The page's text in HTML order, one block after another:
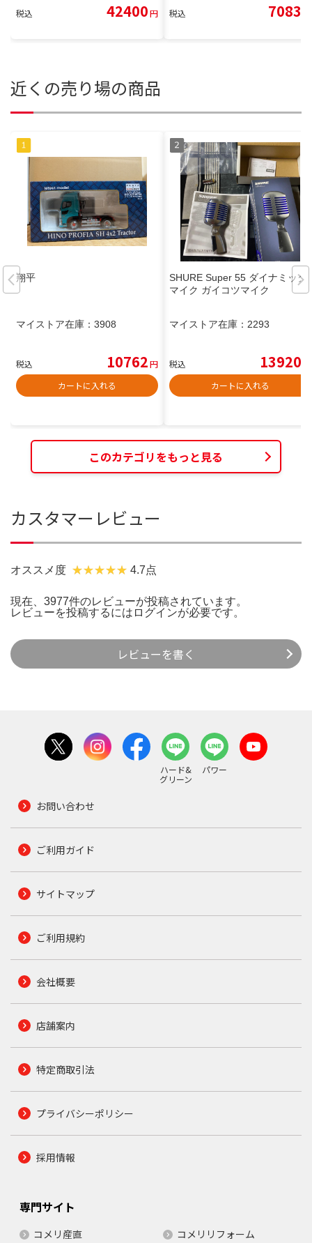
税込 42400円 税込 7083
近くの売り場の商品
翔平
マイストア在庫： 3908
税込 10762円
カートに入れる
SHURE Super 55 ダイナミック
マイク ガイコツマイク
マイストア在庫： 2293
税込 13920
カートに入れる
このカテゴリをもっと見る
カスタマーレビュー
オススメ度 4.7点
現在、3977件のレビューが投稿されています。
レビューを投稿するには ログインが必要です。
レビューを書く
ハード&
グリーン
パワー
お問い合わせ
ご利用ガイド
サイトマップ
ご利用規約
会社概要
店舗案内
特定商取引法
プライバシーポリシー
採用情報
専門サイト
コメリ産直 コメリリフォーム